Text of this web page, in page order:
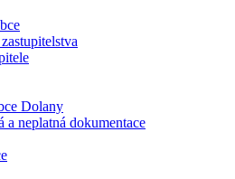
Dolany
a neplatná dokumentace